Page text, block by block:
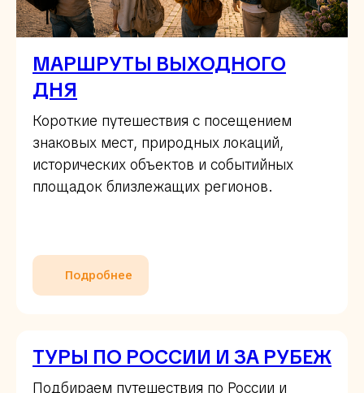
МАРШРУТЫ ВЫХОДНОГО
ДНЯ
Короткие путешествия с посещением
знаковых мест, природных локаций,
исторических объектов и событийных
площадок близлежащих регионов.
Подробнее
ТУРЫ ПО РОССИИ И ЗА РУБЕЖ
Подбираем путешествия по России и